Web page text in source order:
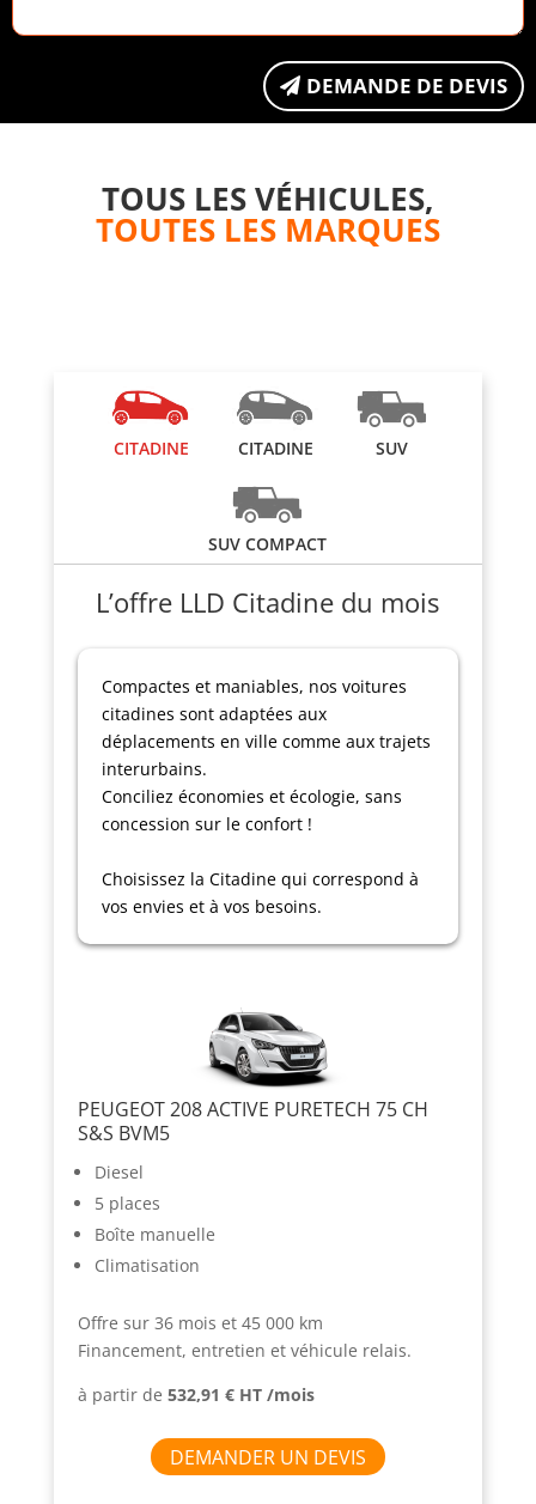
DEMANDE DE DEVIS
TOUS LES VÉHICULES,
TOUTES LES MARQUES
CITADINE CITADINE SUV
SUV COMPACT
L’offre LLD Citadine du mois
Compactes et maniables, nos voitures
citadines sont adaptées aux
déplacements en ville comme aux trajets
interurbains.
Conciliez économies et écologie, sans
concession sur le confort !
Choisissez la Citadine qui correspond à
vos envies et à vos besoins.
PEUGEOT 208 ACTIVE PURETECH 75 CH
S&S BVM5
Diesel
5 places
Boîte manuelle
Climatisation
Offre sur 36 mois et 45 000 km
Financement, entretien et véhicule relais.
à partir de 532,91 € HT /mois
DEMANDER UN DEVIS